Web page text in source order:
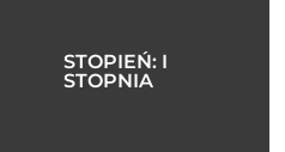
STOPIEŃ: I
STOPNIA